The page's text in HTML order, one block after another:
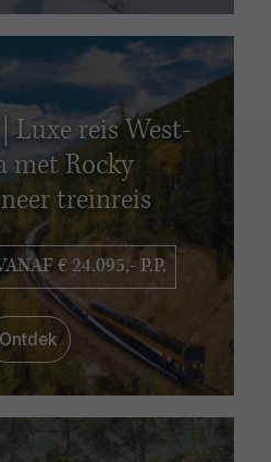
Luxe reis West-
met Rocky
treinreis
€ 24.095,- P.P.
Ontdek